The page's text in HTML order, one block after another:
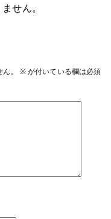
せん。
。 ※が付いている欄は必須